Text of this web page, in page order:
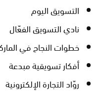
التسويق اليوم
نادي التسويق الفعّال
خطوات النجاح في
أفكار تسويقية مبدعة
روّاد التجارة الإلكترونية